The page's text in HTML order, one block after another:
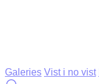
Galeries Vist i no vist